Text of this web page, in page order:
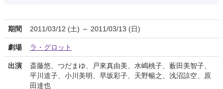
期間 2011/03/12 (土) ～ 2011/03/13 (日)
劇場 ラ・グロット
出演
斎藤悠、つだまゆ、戸來真由美、水嶋桃子、薮田美智子、
平川道子、小川美明、早坂彩子、天野暢之、浅沼諒空、原
田達也